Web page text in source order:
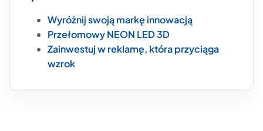
Wyróżnij swoją markę innowacją
Przełomowy NEON LED 3D
Zainwestuj w reklamę, która przyciąga
wzrok